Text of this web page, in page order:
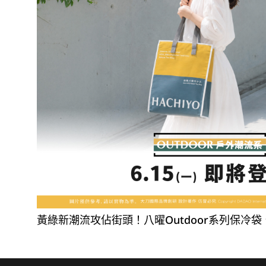
黃綠新潮流攻佔街頭！八曜Outdoor系列保冷